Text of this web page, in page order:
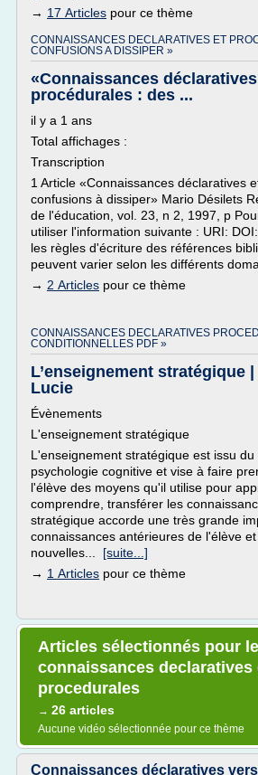
→ 17 Articles pour ce thème
CONNAISSANCES DECLARATIVES ET
CONFUSIONS A DISSIPER »
«Connaissances
procédurales : des ...
il y a 1 ans
Total affichages :
Transcription
1 Article «Connaissances déclaratives
confusions à dissiper» Mario Désilets
de l'éducation, vol. 23, n 2, 1997, p
utiliser l'information suivante : URI:
les règles d'écriture des références
peuvent varier selon les différents
→ 2 Articles pour ce thème
CONNAISSANCES DECLARATIVES
CONDITIONNELLES PDF »
L’enseignement stratégique
Lucie
Évènements
L'enseignement stratégique
L'enseignement stratégique est issu
psychologie cognitive et vise à faire
l'élève des moyens qu'il utilise pour
comprendre, transférer les
stratégique accorde une très grande
connaissances antérieures de l'élève
nouvelles... [suite...]
→ 1 Articles pour ce thème
Articles sélectionnés pour
connaissances declaratives
procedurales
→ 26 articles
Aucune vidéo sélectionnée pour ce thème
Connaissances déclaratives